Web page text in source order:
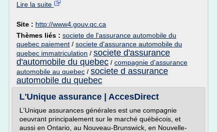
Lire la suite
Site : http://www4.gouv.qc.ca
Thèmes liés : societe de l'assurance automobile du
quebec paiement / societe d'assurance automobile du
quebec immatriculation / societe d'assurance
d'automobile du quebec / compagnie d'assurance
automobile au quebec / societe d assurance
automobile du quebec
L'Unique assurance | AccesDirect
L'Unique assurances générales est une compagnie
oeuvrant principalement sur le marché québécois, et
aussi en Ontario, au Nouveau-Brunswick, en Nouvelle-